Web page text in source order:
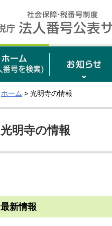
ホーム > 光明寺の情報
光明寺の情報
最新情報